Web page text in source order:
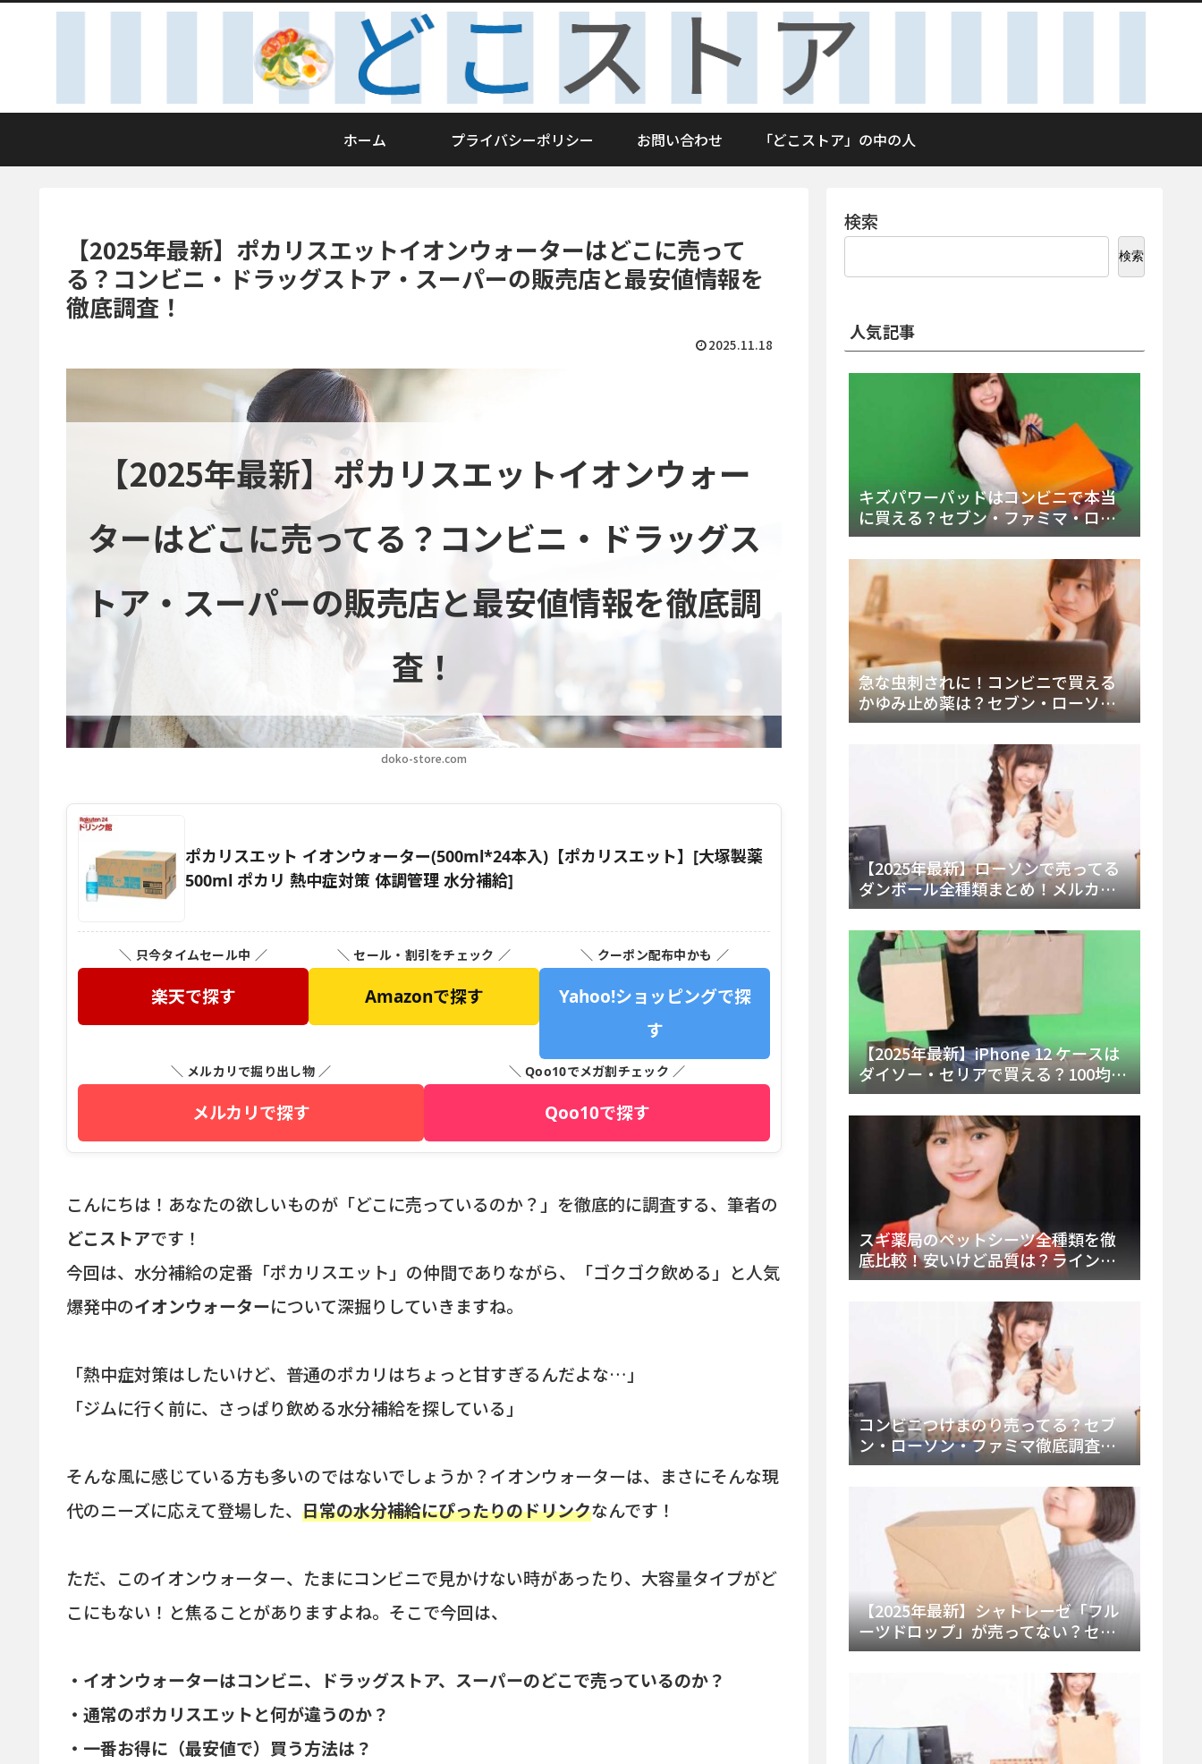
ホーム プライバシーポリシー お問い合わせ 「どこストア」の中の人
【2025年最新】ポカリスエットイオンウォーターはどこに売って
る？コンビニ・ドラッグストア・スーパーの販売店と最安値情報を
徹底調査！
2025.11.18
doko-store.com
【2025年最新】ポカリスエットイオンウォー
ターはどこに売ってる？コンビニ・ドラッグス
トア・スーパーの販売店と最安値情報を徹底調
査！
ポカリスエット イオンウォーター(500ml*24本入)【ポカリスエット】[大塚製薬
500ml ポカリ 熱中症対策 体調管理 水分補給]
＼ 只今タイムセール中 ／
楽天で探す
＼ セール・割引をチェック ／
Amazonで探す
＼ クーポン配布中かも ／
Yahoo!ショッピングで探
す
＼ メルカリで掘り出し物 ／
メルカリで探す
＼ Qoo10でメガ割チェック ／
Qoo10で探す
こんにちは！あなたの欲しいものが「どこに売っているのか？」を徹底的に調査する、筆者の
どこストアです！
今回は、水分補給の定番「ポカリスエット」の仲間でありながら、「ゴクゴク飲める」と人気
爆発中のイオンウォーターについて深掘りしていきますね。
「熱中症対策はしたいけど、普通のポカリはちょっと甘すぎるんだよな…」
「ジムに行く前に、さっぱり飲める水分補給を探している」
そんな風に感じている方も多いのではないでしょうか？イオンウォーターは、まさにそんな現
代のニーズに応えて登場した、 日常の水分補給にぴったりのドリンクなんです！
ただ、このイオンウォーター、たまにコンビニで見かけない時があったり、大容量タイプがど
こにもない！と焦ることがありますよね。そこで今回は、
・イオンウォーターはコンビニ、ドラッグストア、スーパーのどこで売っているのか？
・通常のポカリスエットと何が違うのか？
・一番お得に（最安値で）買う方法は？
検索
検索
人気記事
キズパワーパッドはコンビニで本当
に買える？セブン・ファミマ・ロー
ソン徹底調査＆値段と種類別販売場
所まとめ
急な虫刺されに！コンビニで買える
かゆみ止め薬は？セブン・ローソ
ン・ファミマの販売状況と定番商品
【2025年最新】ローソンで売ってる
ダンボール全種類まとめ！メルカリ
便・ゆうパック対応サイズと価格を
徹底解説
【2025年最新】iPhone 12 ケースは
ダイソー・セリアで買える？100均の
在庫状況と失敗しない選び方を徹底
解説！
スギ薬局のペットシーツ全種類を徹
底比較！安いけど品質は？ラインナ
ップと販売店（Amazon・楽天含む）
コンビニつけまのり売ってる？セブ
ン・ローソン・ファミマ徹底調査！
ドンキや薬局、Amazon楽天で買う方
【2025年最新】シャトレーゼ「フル
ーツドロップ」が売ってない？セブ
ンでの販売終了理由と代替アイスを